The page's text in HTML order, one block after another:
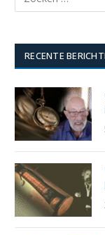
RECENTE